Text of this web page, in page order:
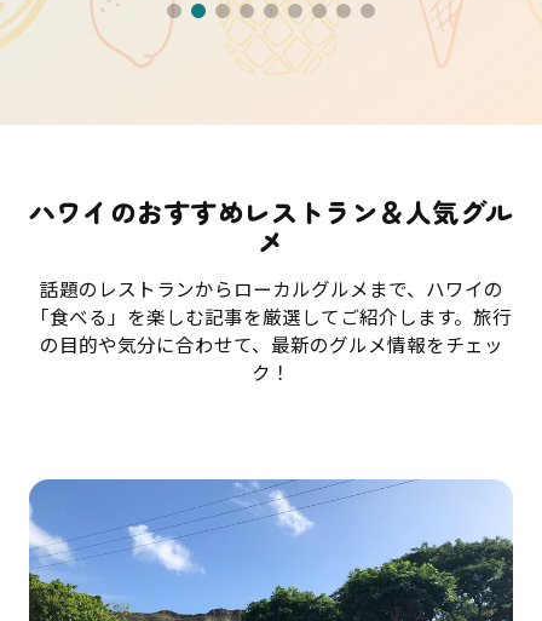
ハワイのおすすめレストラン＆人気グル
メ
話題のレストランからローカルグルメまで、ハワイの
「食べる」を楽しむ記事を厳選してご紹介します。旅行
の目的や気分に合わせて、最新のグルメ情報をチェッ
ク！